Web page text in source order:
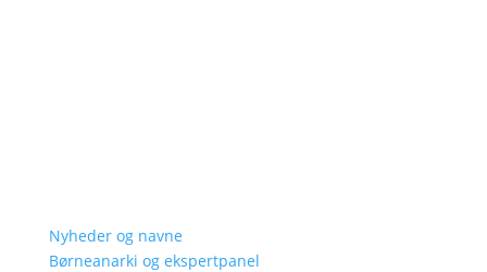
Nyheder og navne
Børneanarki og ekspertpanel